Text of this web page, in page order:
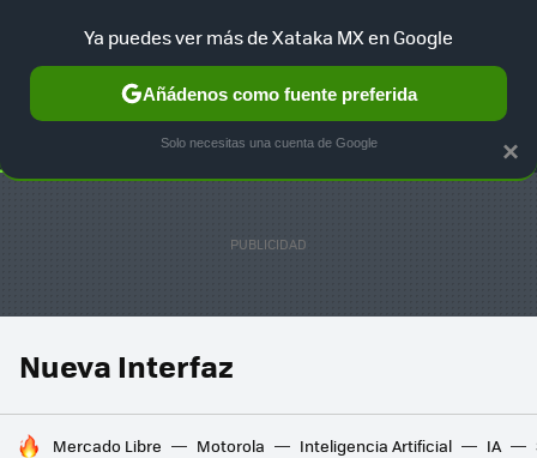
SELECCIÓN GAMING HOME AUTO TERRITORIO
Nueva Interfaz
HOY SE HABLA DE
Mercado Libre Motorola Inteligencia Artificial IA
×
Ya puedes ver más de Xataka MX en Google
Añádenos como fuente preferida
Solo necesitas una cuenta de Google